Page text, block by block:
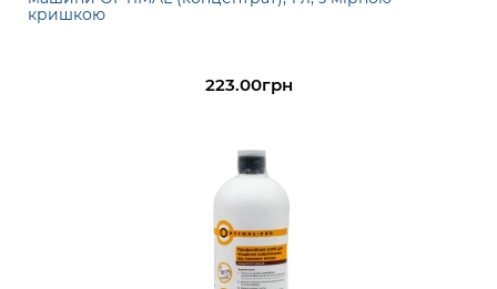
кришкою
223.00грн